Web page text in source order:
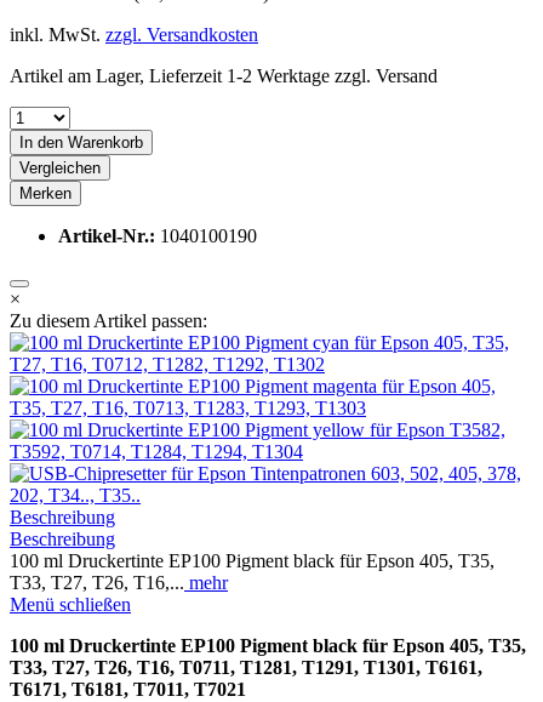
inkl. MwSt. zzgl. Versandkosten
Artikel am Lager, Lieferzeit 1-2 Werktage zzgl. Versand
In den Warenkorb
Vergleichen
Merken
Artikel-Nr.: 1040100190
×
Zu diesem Artikel passen:
Beschreibung
Beschreibung
100 ml Druckertinte EP100 Pigment black für Epson 405, T35,
T33, T27, T26, T16,... mehr
Menü schließen
100 ml Druckertinte EP100 Pigment black für Epson 405, T35,
T33, T27, T26, T16, T0711, T1281, T1291, T1301, T6161,
T6171, T6181, T7011, T7021